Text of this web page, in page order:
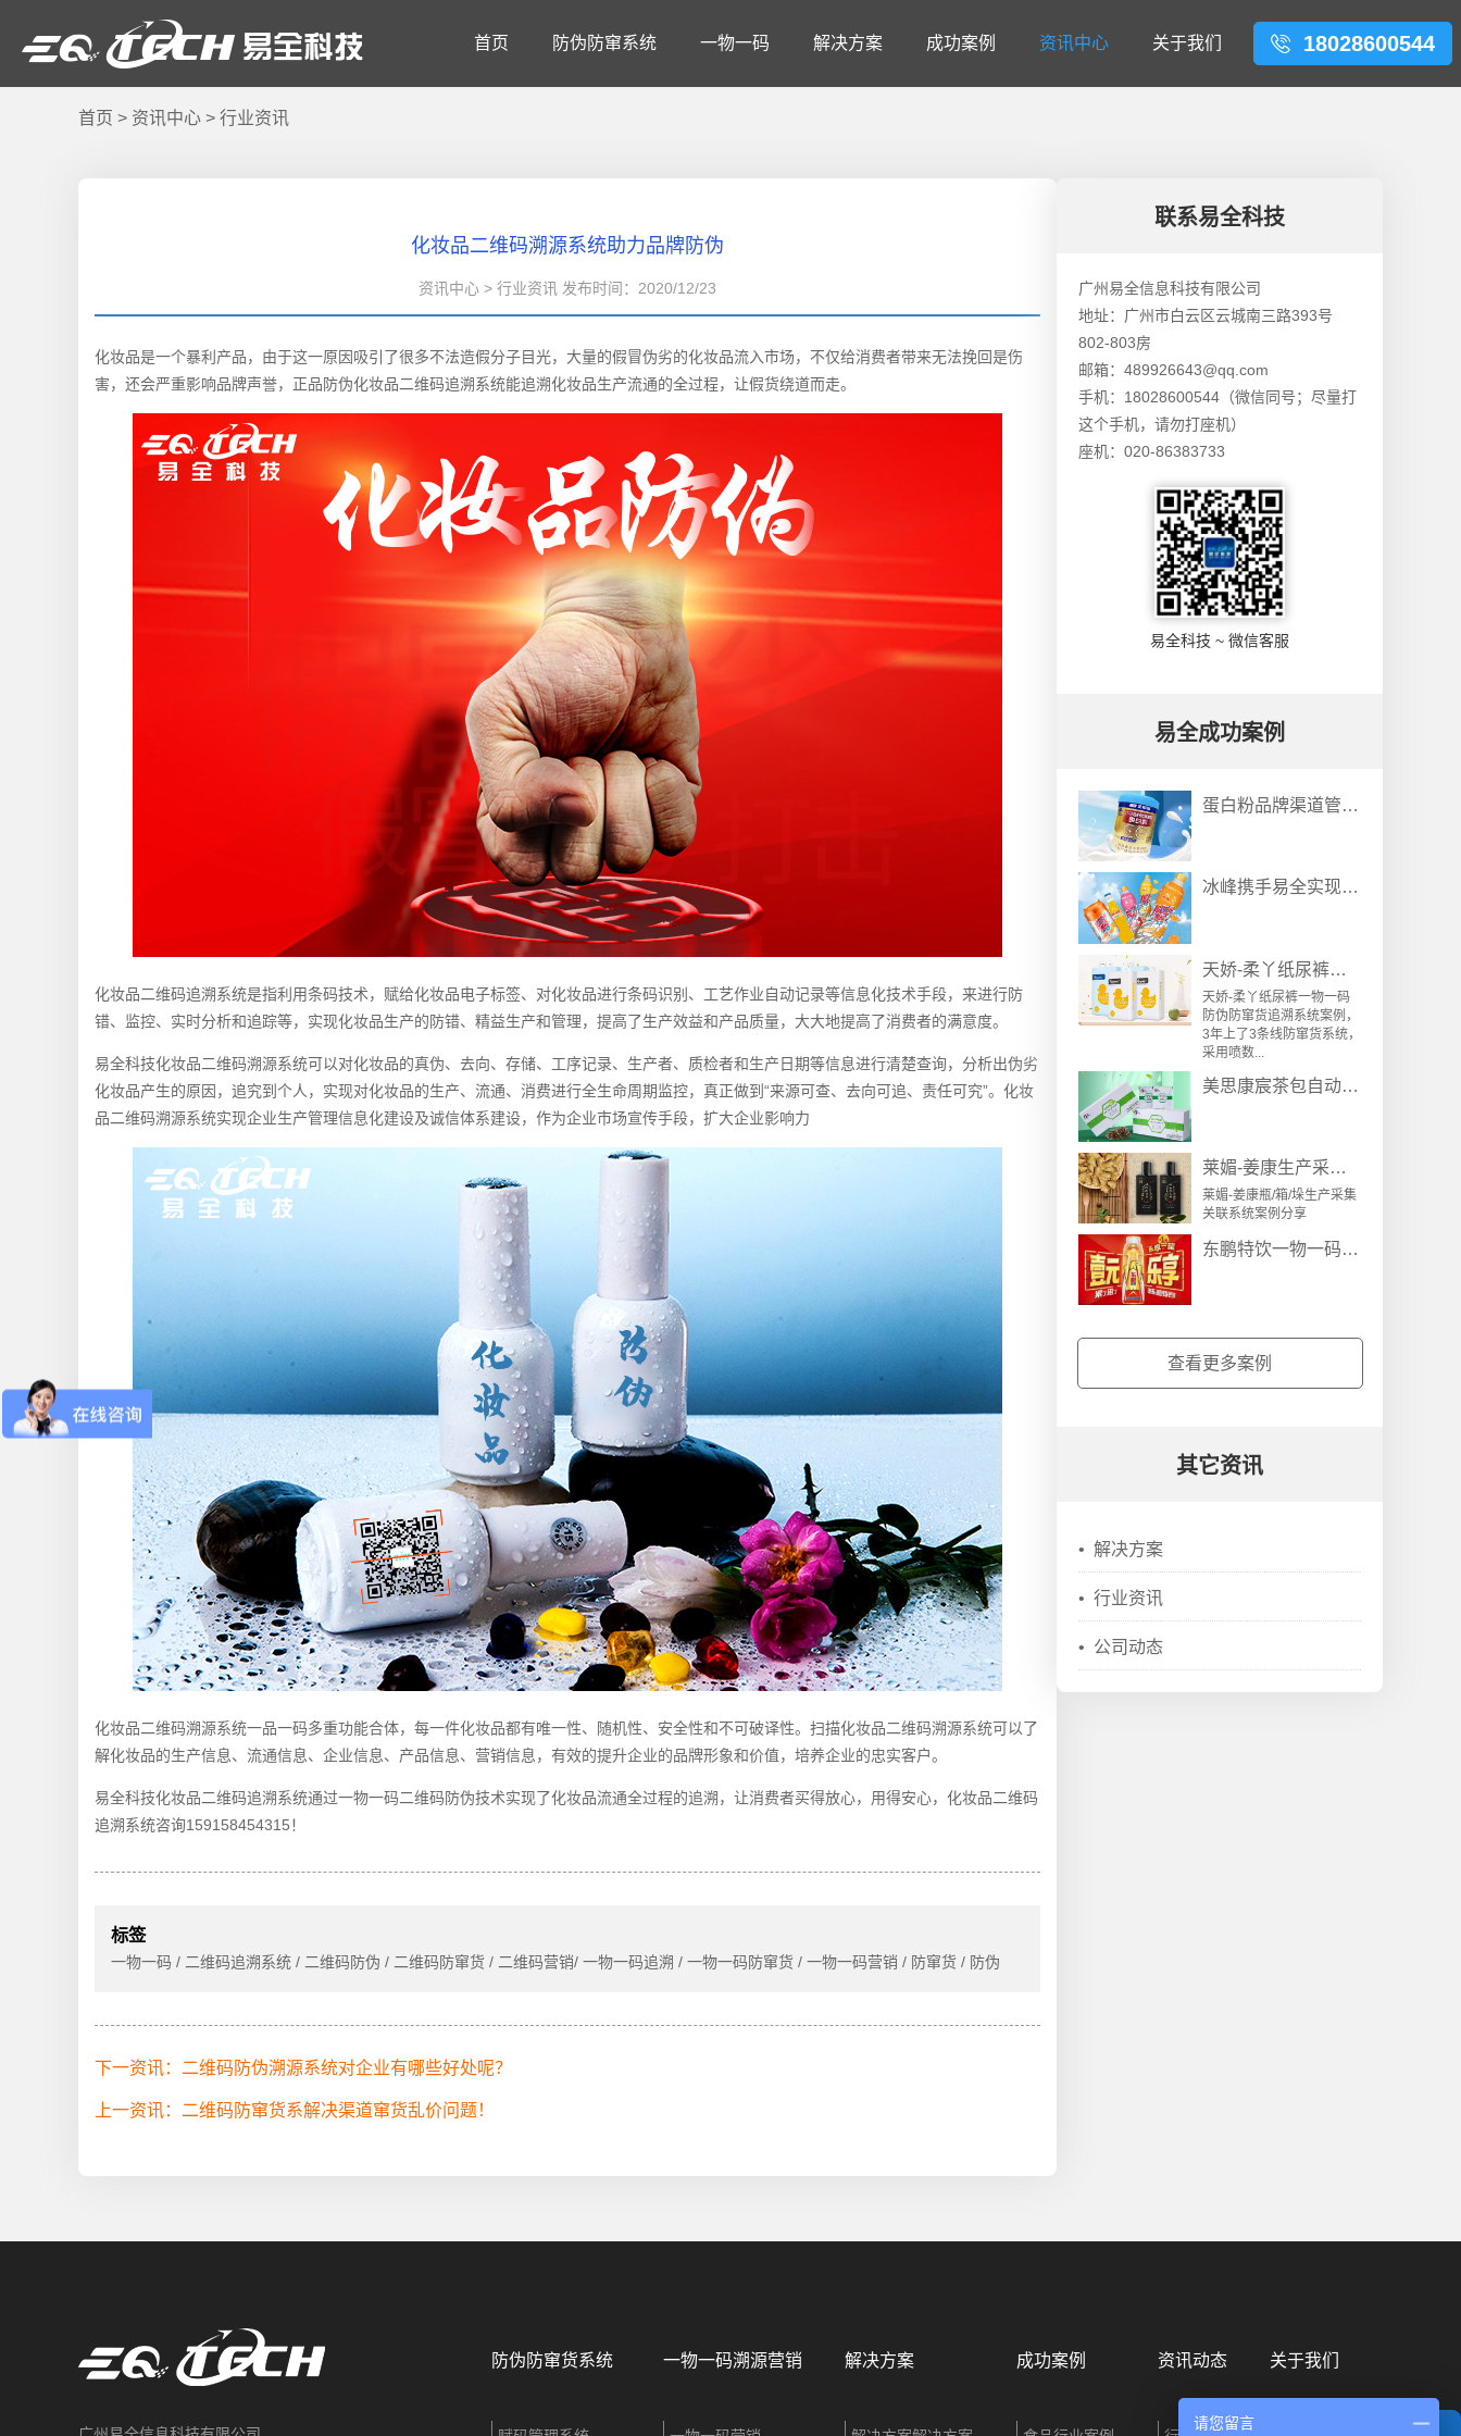
首页 防伪防窜系统 一物一码 解决方案 成功案例 资讯中心 关于我们 18028600544
首页 > 资讯中心 > 行业资讯
化妆品二维码溯源系统助力品牌防伪
资讯中心 > 行业资讯 发布时间：2020/12/23
化妆品是一个暴利产品，由于这一原因吸引了很多不法造假分子目光，大量的假冒伪劣的化妆品流入市场，不仅给消费者带来无法挽回是伤
害，还会严重影响品牌声誉，正品防伪化妆品二维码追溯系统能追溯化妆品生产流通的全过程，让假货绕道而走。
化妆品二维码追溯系统是指利用条码技术，赋给化妆品电子标签、对化妆品进行条码识别、工艺作业自动记录等信息化技术手段，来进行防
错、监控、实时分析和追踪等，实现化妆品生产的防错、精益生产和管理，提高了生产效益和产品质量，大大地提高了消费者的满意度。
易全科技化妆品二维码溯源系统可以对化妆品的真伪、去向、存储、工序记录、生产者、质检者和生产日期等信息进行清楚查询，分析出伪劣
化妆品产生的原因，追究到个人，实现对化妆品的生产、流通、消费进行全生命周期监控，真正做到“来源可查、去向可追、责任可究”。化妆
品二维码溯源系统实现企业生产管理信息化建设及诚信体系建设，作为企业市场宣传手段，扩大企业影响力
化妆品二维码溯源系统一品一码多重功能合体，每一件化妆品都有唯一性、随机性、安全性和不可破译性。扫描化妆品二维码溯源系统可以了
解化妆品的生产信息、流通信息、企业信息、产品信息、营销信息，有效的提升企业的品牌形象和价值，培养企业的忠实客户。
易全科技化妆品二维码追溯系统通过一物一码二维码防伪技术实现了化妆品流通全过程的追溯，让消费者买得放心，用得安心，化妆品二维码
追溯系统咨询159158454315！
标签
一物一码 / 二维码追溯系统 / 二维码防伪 / 二维码防窜货 / 二维码营销/ 一物一码追溯 / 一物一码防窜货 / 一物一码营销 / 防窜货 / 防伪
下一资讯：二维码防伪溯源系统对企业有哪些好处呢？
上一资讯：二维码防窜货系解决渠道窜货乱价问题！
联系易全科技
广州易全信息科技有限公司
地址：广州市白云区云城南三路393号
802-803房
邮箱：489926643@qq.com
手机：18028600544（微信同号；尽量打
这个手机，请勿打座机）
座机：020-86383733
易全科技 ~ 微信客服
易全成功案例
蛋白粉品牌渠道管控：一物一码防伪防窜货溯源系统解决方案
冰峰携手易全实现：饮料瓶装线五码关联防伪防窜货营销系统
天娇-柔丫纸尿裤一物一码防伪防窜货追溯系统案例
天娇-柔丫纸尿裤一物一码
防伪防窜货追溯系统案例，
3年上了3条线防窜货系统，
采用喷数...
美思康宸茶包自动装箱设备盒箱关联防窜货溯源方案
莱媚-姜康生产采集关联系统案例
莱媚-姜康瓶/箱/垛生产采集
关联系统案例分享
东鹏特饮一物一码营销“一元乐享”案例分析
查看更多案例
其它资讯
• 解决方案
• 行业资讯
• 公司动态
防伪防窜货系统 一物一码溯源营销 解决方案 成功案例 资讯动态 关于我们
请您留言